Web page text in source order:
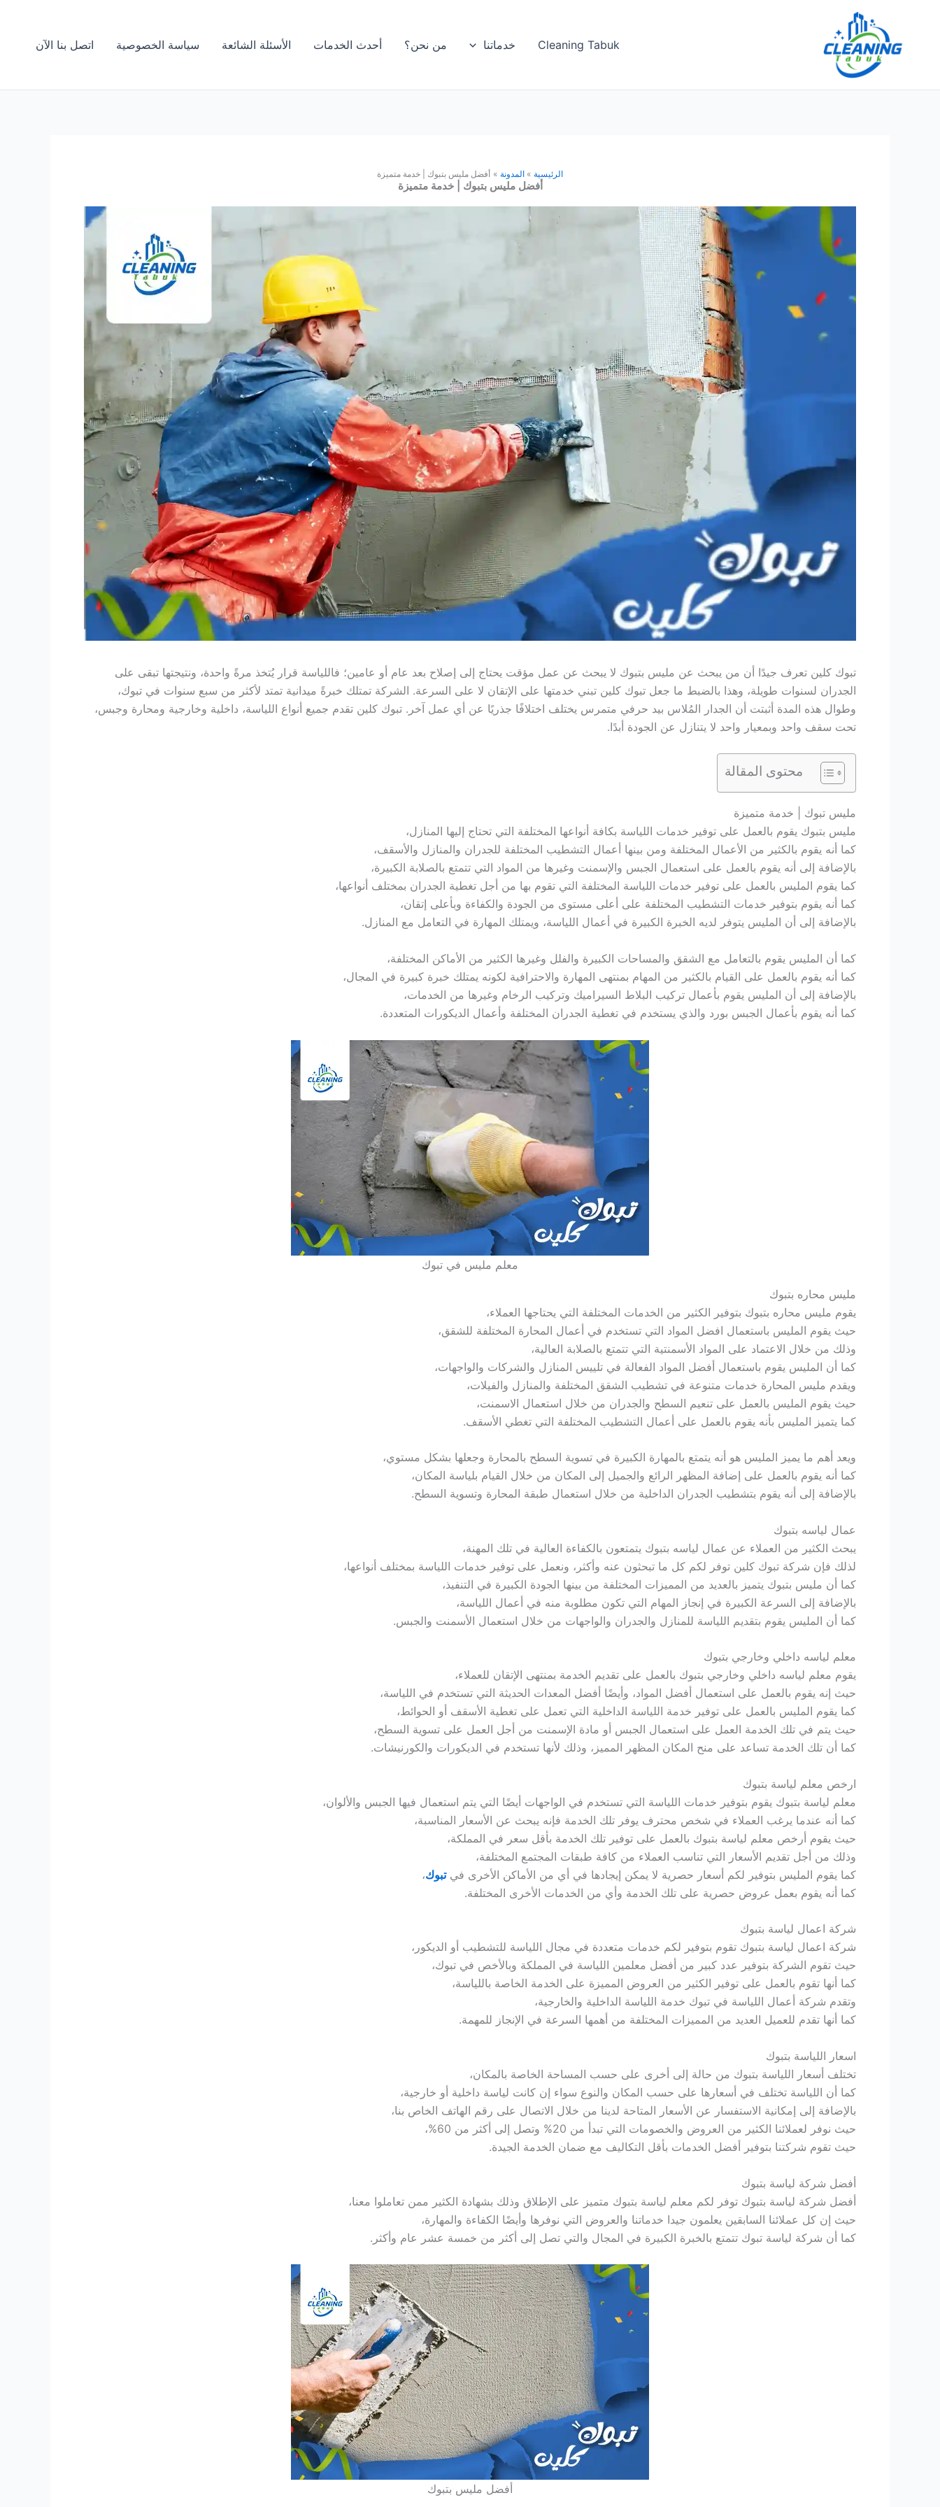
Cleaning Tabuk خدماتنا من نحن؟ أحدث الخدمات الأسئلة الشائعة سياسة الخصوصية اتصل بنا الآن
الرئيسية المدونة أفضل مليس بتبوك | خدمة متميزة
أفضل مليس بتبوك | خدمة متميزة
تبوك كلين تعرف جيدًا أن من يبحث عن مليس بتبوك لا يبحث عن عمل مؤقت يحتاج إلى إصلاح بعد عام أو عامين؛ فاللياسة قرار يُتخذ مرةً واحدة، ونتيجتها تبقى على
الجدران لسنوات طويلة، وهذا بالضبط ما جعل تبوك كلين تبني خدمتها على الإتقان لا على السرعة. الشركة تمتلك خبرةً ميدانية تمتد لأكثر من سبع سنوات في تبوك،
وطوال هذه المدة أثبتت أن الجدار المُلاس بيد حرفي متمرس يختلف اختلافًا جذريًا عن أي عمل آخر. تبوك كلين تقدم جميع أنواع اللياسة، داخلية وخارجية ومحارة وجبس،
تحت سقف واحد وبمعيار واحد لا يتنازل عن الجودة أبدًا.
محتوى المقالة
مليس تبوك | خدمة متميزة
مليس بتبوك يقوم بالعمل على توفير خدمات اللياسة بكافة أنواعها المختلفة التي تحتاج إليها المنازل،
كما أنه يقوم بالكثير من الأعمال المختلفة ومن بينها أعمال التشطيب المختلفة للجدران والمنازل والأسقف،
بالإضافة إلى أنه يقوم بالعمل على استعمال الجبس والإسمنت وغيرها من المواد التي تتمتع بالصلابة الكبيرة،
كما يقوم المليس بالعمل على توفير خدمات اللياسة المختلفة التي تقوم بها من أجل تغطية الجدران بمختلف أنواعها،
كما أنه يقوم بتوفير خدمات التشطيب المختلفة على أعلى مستوى من الجودة والكفاءة وبأعلى إتقان،
بالإضافة إلى أن المليس يتوفر لديه الخبرة الكبيرة في أعمال اللياسة، ويمتلك المهارة في التعامل مع المنازل.
كما أن المليس يقوم بالتعامل مع الشقق والمساحات الكبيرة والفلل وغيرها الكثير من الأماكن المختلفة،
كما أنه يقوم بالعمل على القيام بالكثير من المهام بمنتهى المهارة والاحترافية لكونه يمتلك خبرة كبيرة في المجال،
بالإضافة إلى أن المليس يقوم بأعمال تركيب البلاط السيراميك وتركيب الرخام وغيرها من الخدمات،
كما أنه يقوم بأعمال الجبس بورد والذي يستخدم في تغطية الجدران المختلفة وأعمال الديكورات المتعددة.
معلم مليس في تبوك
مليس محاره بتبوك
يقوم مليس محاره بتبوك بتوفير الكثير من الخدمات المختلفة التي يحتاجها العملاء،
حيث يقوم المليس باستعمال افضل المواد التي تستخدم في أعمال المحارة المختلفة للشقق،
وذلك من خلال الاعتماد على المواد الأسمنتية التي تتمتع بالصلابة العالية،
كما أن المليس يقوم باستعمال أفضل المواد الفعالة في تلييس المنازل والشركات والواجهات،
ويقدم مليس المحارة خدمات متنوعة في تشطيب الشقق المختلفة والمنازل والفيلات،
حيث يقوم المليس بالعمل على تنعيم السطح والجدران من خلال استعمال الاسمنت،
كما يتميز المليس بأنه يقوم بالعمل على أعمال التشطيب المختلفة التي تغطي الأسقف.
ويعد أهم ما يميز المليس هو أنه يتمتع بالمهارة الكبيرة في تسوية السطح بالمحارة وجعلها بشكل مستوي،
كما أنه يقوم بالعمل على إضافة المظهر الرائع والجميل إلى المكان من خلال القيام بلياسة المكان،
بالإضافة إلى أنه يقوم بتشطيب الجدران الداخلية من خلال استعمال طبقة المحارة وتسوية السطح.
عمال لياسه بتبوك
يبحث الكثير من العملاء عن عمال لياسه بتبوك يتمتعون بالكفاءة العالية في تلك المهنة،
لذلك فإن شركة تبوك كلين توفر لكم كل ما تبحثون عنه وأكثر، ونعمل على توفير خدمات اللياسة بمختلف أنواعها،
كما أن مليس بتبوك يتميز بالعديد من المميزات المختلفة من بينها الجودة الكبيرة في التنفيذ،
بالإضافة إلى السرعة الكبيرة في إنجاز المهام التي تكون مطلوبة منه في أعمال اللياسة،
كما أن المليس يقوم بتقديم اللياسة للمنازل والجدران والواجهات من خلال استعمال الأسمنت والجبس.
معلم لياسه داخلي وخارجي بتبوك
يقوم معلم لياسه داخلي وخارجي بتبوك بالعمل على تقديم الخدمة بمنتهى الإتقان للعملاء،
حيث إنه يقوم بالعمل على استعمال أفضل المواد، وأيضًا أفضل المعدات الحديثة التي تستخدم في اللياسة،
كما يقوم المليس بالعمل على توفير خدمة اللياسة الداخلية التي تعمل على تغطية الأسقف أو الحوائط،
حيث يتم في تلك الخدمة العمل على استعمال الجبس أو مادة الإسمنت من أجل العمل على تسوية السطح،
كما أن تلك الخدمة تساعد على منح المكان المظهر المميز، وذلك لأنها تستخدم في الديكورات والكورنيشات.
ارخص معلم لياسة بتبوك
معلم لياسة بتبوك يقوم بتوفير خدمات اللياسة التي تستخدم في الواجهات أيضًا التي يتم استعمال فيها الجبس والألوان،
كما أنه عندما يرغب العملاء في شخص محترف يوفر تلك الخدمة فإنه يبحث عن الأسعار المناسبة،
حيث يقوم أرخص معلم لياسة بتبوك بالعمل على توفير تلك الخدمة بأقل سعر في المملكة،
وذلك من أجل تقديم الأسعار التي تناسب العملاء من كافة طبقات المجتمع المختلفة،
كما يقوم المليس بتوفير لكم أسعار حصرية لا يمكن إيجادها في أي من الأماكن الأخرى فيتبوك،
كما أنه يقوم بعمل عروض حصرية على تلك الخدمة وأي من الخدمات الأخرى المختلفة.
شركة اعمال لياسة بتبوك
شركة اعمال لياسة بتبوك تقوم بتوفير لكم خدمات متعددة في مجال اللياسة للتشطيب أو الديكور،
حيث تقوم الشركة بتوفير عدد كبير من أفضل معلمين اللياسة في المملكة وبالأخص في تبوك،
كما أنها تقوم بالعمل على توفير الكثير من العروض المميزة على الخدمة الخاصة باللياسة،
وتقدم شركة أعمال اللياسة في تبوك خدمة اللياسة الداخلية والخارجية،
كما أنها تقدم للعميل العديد من المميزات المختلفة من أهمها السرعة في الإنجاز للمهمة.
اسعار اللياسة بتبوك
تختلف أسعار اللياسة بتبوك من حالة إلى أخرى على حسب المساحة الخاصة بالمكان،
كما أن اللياسة تختلف في أسعارها على حسب المكان والنوع سواء إن كانت لياسة داخلية أو خارجية،
بالإضافة إلى إمكانية الاستفسار عن الأسعار المتاحة لدينا من خلال الاتصال على رقم الهاتف الخاص بنا،
حيث نوفر لعملائنا الكثير من العروض والخصومات التي تبدأ من 20% وتصل إلى أكثر من 60%،
حيث تقوم شركتنا بتوفير أفضل الخدمات بأقل التكاليف مع ضمان الخدمة الجيدة.
أفضل شركة لياسة بتبوك
أفضل شركة لياسة بتبوك توفر لكم معلم لياسة بتبوك متميز على الإطلاق وذلك بشهادة الكثير ممن تعاملوا معنا،
حيث إن كل عملائنا السابقين يعلمون جيدا خدماتنا والعروض التي نوفرها وأيضًا الكفاءة والمهارة،
كما أن شركة لياسة تبوك تتمتع بالخبرة الكبيرة في المجال والتي تصل إلى أكثر من خمسة عشر عام وأكثر.
أفضل مليس بتبوك